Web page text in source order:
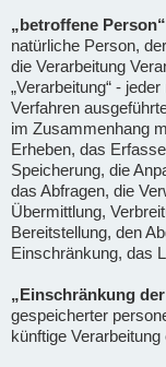
„betroffene
natürliche Person,
die Verarbeitung
„Verarbeitung“ -
Verfahren
im Zusammenhang
Erheben, das
Speicherung, die
das Abfragen, die
Übermittlung,
Bereitstellung, den
Einschränkung, das
„Einschränkung
gespeicherter
künftige